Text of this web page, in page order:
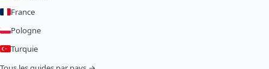
France
Pologne
Turquie